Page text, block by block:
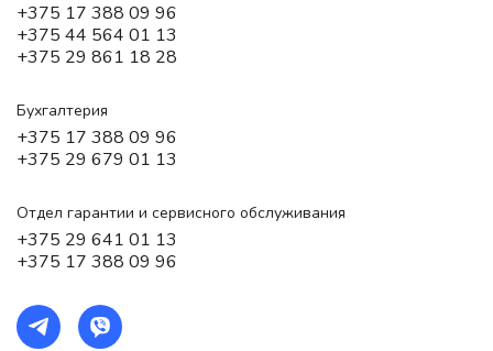
+375 17 388 09 96
+375 44 564 01 13
+375 29 861 18 28
Бухгалтерия
+375 17 388 09 96
+375 29 679 01 13
Отдел гарантии и сервисного обслуживания
+375 29 641 01 13
+375 17 388 09 96